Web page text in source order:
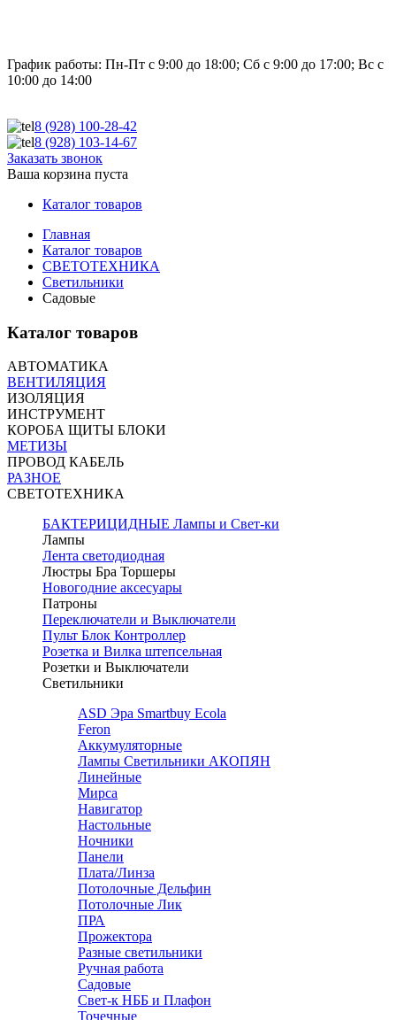
График работы: Пн-Пт с 9:00 до 18:00; Сб с 9:00 до 17:00; Вс с
10:00 до 14:00
8 (928) 100-28-42
8 (928) 103-14-67
Заказать звонок
Ваша корзина пуста
Каталог товаров
Главная
Каталог товаров
СВЕТОТЕХНИКА
Светильники
Садовые
Каталог товаров
АВТОМАТИКА
ВЕНТИЛЯЦИЯ
ИЗОЛЯЦИЯ
ИНСТРУМЕНТ
КОРОБА ЩИТЫ БЛОКИ
МЕТИЗЫ
ПРОВОД КАБЕЛЬ
РАЗНОЕ
СВЕТОТЕХНИКА
БАКТЕРИЦИДНЫЕ Лампы и Свет-ки
Лампы
Лента светодиодная
Люстры Бра Торшеры
Новогодние аксесуары
Патроны
Переключатели и Выключатели
Пульт Блок Контроллер
Розетка и Вилка штепсельная
Розетки и Выключатели
Светильники
ASD Эра Smartbuy Ecola
Feron
Аккумуляторные
Лампы Светильники АКОПЯН
Линейные
Мирса
Навигатор
Настольные
Ночники
Панели
Плата/Линза
Потолочные Дельфин
Потолочные Лик
ПРА
Прожектора
Разные светильники
Ручная работа
Садовые
Свет-к НББ и Плафон
Точечные